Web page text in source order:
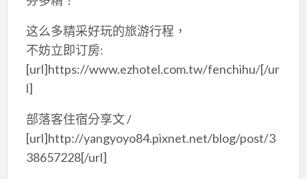
这么多精采好玩的旅游行程，
不妨立即订房:
[url]https://www.ezhotel.com.tw/fenchihu/[/ur
l]
部落客住宿分享文 /
[url]http://yangyoyo84.pixnet.net/blog/post/3
38657228[/url]